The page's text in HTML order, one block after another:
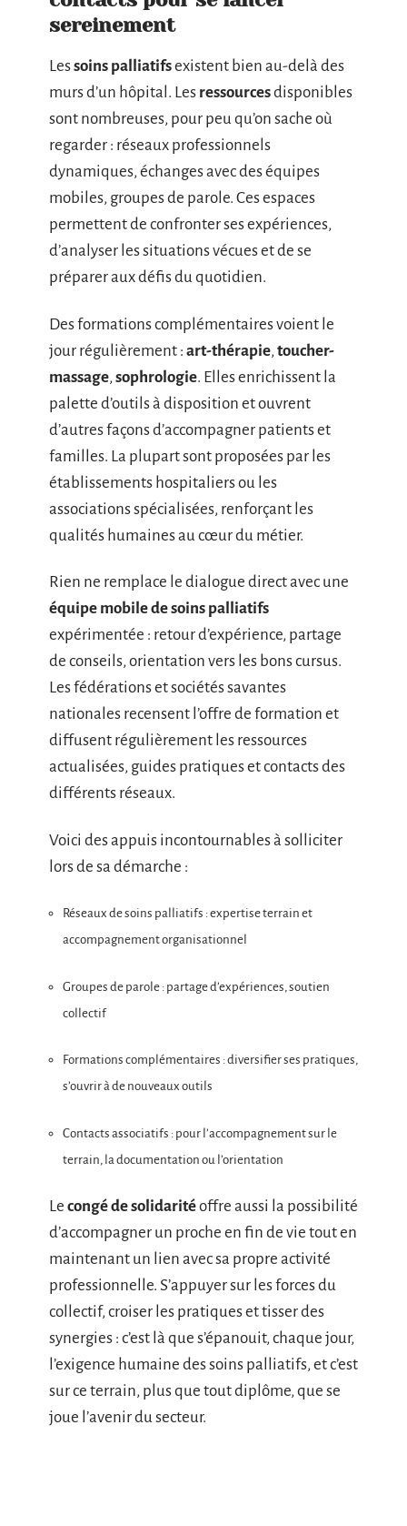
sereinement
Lessoins palliatifsexistent bien au-delà des
murs d’un hôpital. Les ressourcesdisponibles
sont nombreuses, pour peu qu’on sache où
regarder : réseaux professionnels
dynamiques, échanges avec des équipes
mobiles, groupes de parole. Ces espaces
permettent de confronter ses expériences,
d’analyser les situations vécues et de se
préparer aux défis du quotidien.
Des formations complémentaires voient le
jour régulièrement : art-thérapie, toucher-
massage, sophrologie. Elles enrichissent la
palette d’outils à disposition et ouvrent
d’autres façons d’accompagner patients et
familles. La plupart sont proposées par les
établissements hospitaliers ou les
associations spécialisées, renforçant les
qualités humaines au cœur du métier.
Rien ne remplace le dialogue direct avec une
équipe mobile de soins palliatifs
expérimentée : retour d’expérience, partage
de conseils, orientation vers les bons cursus.
Les fédérations et sociétés savantes
nationales recensent l’offre de formation et
diffusent régulièrement les ressources
actualisées, guides pratiques et contacts des
différents réseaux.
Voici des appuis incontournables à solliciter
lors de sa démarche :
Réseaux de soins palliatifs : expertise terrain et
accompagnement organisationnel
Groupes de parole : partage d’expériences, soutien
collectif
Formations complémentaires : diversifier ses pratiques,
s’ouvrir à de nouveaux outils
Contacts associatifs : pour l’accompagnement sur le
terrain, la documentation ou l’orientation
Le congé de solidaritéoffre aussi la possibilité
d’accompagner un proche en fin de vie tout en
maintenant un lien avec sa propre activité
professionnelle. S’appuyer sur les forces du
collectif, croiser les pratiques et tisser des
synergies : c’est là que s’épanouit, chaque jour,
l’exigence humaine des soins palliatifs, et c’est
sur ce terrain, plus que tout diplôme, que se
joue l’avenir du secteur.